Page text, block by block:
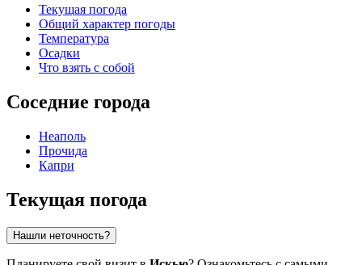
Текущая погода
Общий характер погоды
Температура
Осадки
Что взять с собой
Соседние города
Неаполь
Прочида
Капри
Текущая погода
Нашли неточность?